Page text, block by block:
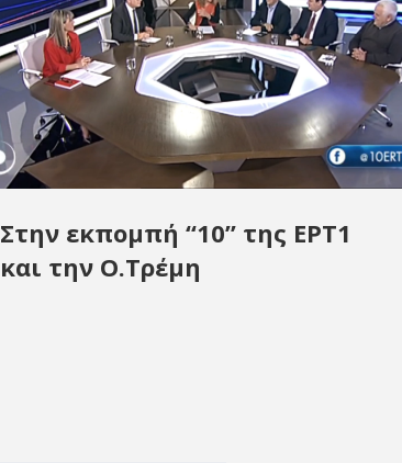
Στην εκπομπή “10” της ΕΡΤ1
και την Ο.Τρέμη